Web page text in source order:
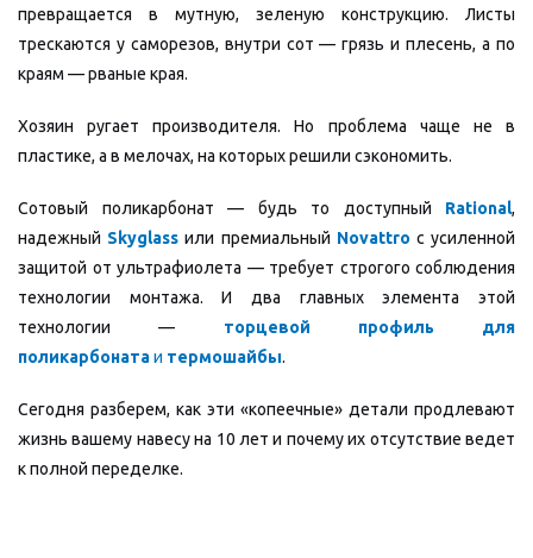
превращается в мутную, зеленую конструкцию. Листы
трескаются у саморезов, внутри сот — грязь и плесень, а по
краям — рваные края.
Хозяин ругает производителя. Но проблема чаще не в
пластике, а в мелочах, на которых решили сэкономить.
Сотовый поликарбонат — будь то доступный Rational,
надежный Skyglass или премиальный Novattro с усиленной
защитой от ультрафиолета — требует строгого соблюдения
технологии монтажа. И два главных элемента этой
технологии —
торцевой профиль для
поликарбонатаи термошайбы.
Сегодня разберем, как эти «копеечные» детали продлевают
жизнь вашему навесу на 10 лет и почему их отсутствие ведет
к полной переделке.